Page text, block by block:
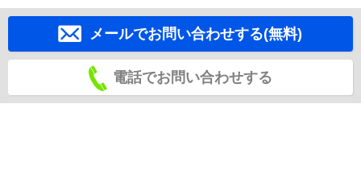
メールでお問い合わせする(無料)
電話でお問い合わせする